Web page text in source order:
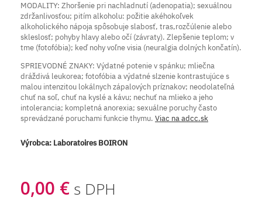
MODALITY: Zhoršenie pri nachladnutí (adenopatia); sexuálnou
zdržanlivosťou; pitím alkoholu: požitie akéhokoľvek
alkoholického nápoja spôsobuje slabosť, tras,rozčúlenie alebo
skleslosť; pohyby hlavy alebo očí (závraty). Zlepšenie teplom; v
tme (fotofóbia); keď nohy voľne visia (neuralgia dolných končatín).
SPRIEVODNÉ ZNAKY: Výdatné potenie v spánku; mliečna
dráždivá leukorea; fotofóbia a výdatné slzenie kontrastujúce s
malou intenzitou lokálnych zápalových príznakov; neodolateľná
chuť na soľ, chuť na kyslé a kávu; nechuť na mlieko a jeho
intolerancia; kompletná anorexia; sexuálne poruchy často
sprevádzané poruchami funkcie thymu. Viac na adcc.sk
Výrobca: Laboratoires BOIRON
0,00 € s DPH